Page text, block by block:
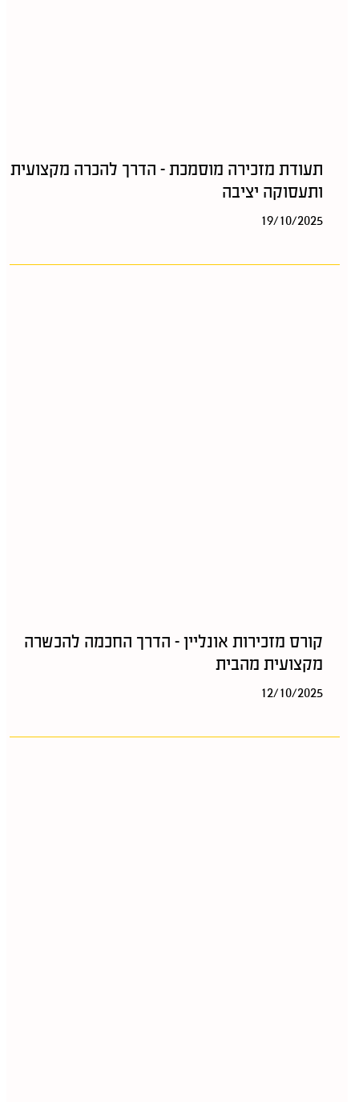
תעודת מזכירה מוסמכת – הדרך להכרה מקצועית
ותעסוקה יציבה
19/10/2025
קורס מזכירות אונליין – הדרך החכמה להכשרה
מקצועית מהבית
12/10/2025